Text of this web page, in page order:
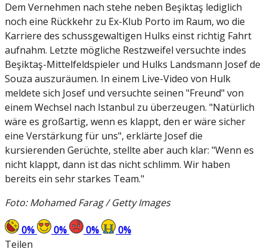
Dem Vernehmen nach stehe neben Beşiktaş lediglich
noch eine Rückkehr zu Ex-Klub Porto im Raum, wo die
Karriere des schussgewaltigen Hulks einst richtig Fahrt
aufnahm. Letzte mögliche Restzweifel versuchte indes
Beşiktaş-Mittelfeldspieler und Hulks Landsmann Josef de
Souza auszuräumen. In einem Live-Video von Hulk
meldete sich Josef und versuchte seinen "Freund" von
einem Wechsel nach Istanbul zu überzeugen. "Natürlich
wäre es großartig, wenn es klappt, den er wäre sicher
eine Verstärkung für uns", erklärte Josef die
kursierenden Gerüchte, stellte aber auch klar: "Wenn es
nicht klappt, dann ist das nicht schlimm. Wir haben
bereits ein sehr starkes Team."
Foto: Mohamed Farag / Getty Images
0% 0% 0% 0%
Teilen